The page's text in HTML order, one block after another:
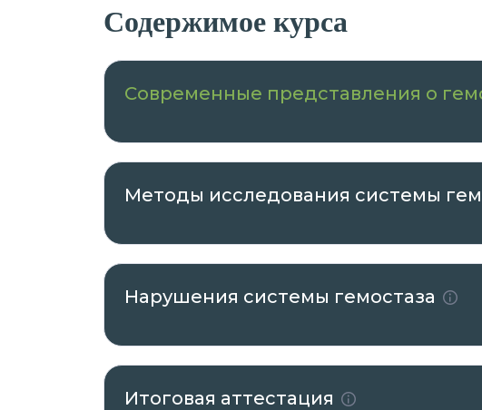
Содержимое курса
Современные представления о
Методы исследования системы
Нарушения системы гемостаза
Итоговая аттестация